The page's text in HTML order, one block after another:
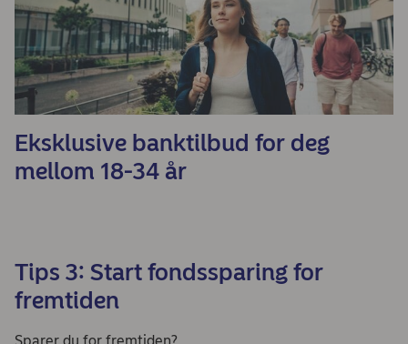
Eksklusive banktilbud for deg
mellom 18-34 år
Tips 3: Start fondssparing for
fremtiden